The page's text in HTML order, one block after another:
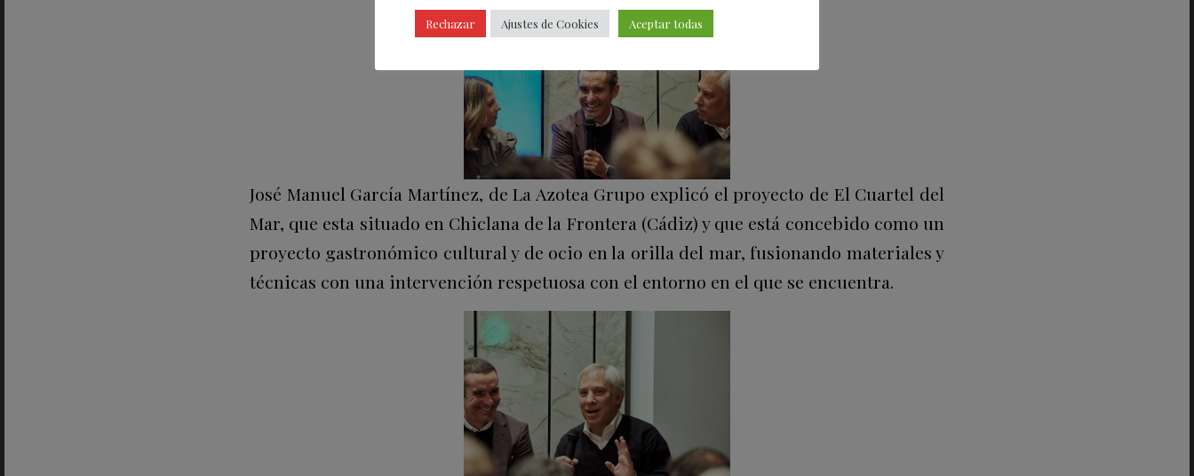
José Manuel García Martínez, de La Azotea Grupo explicó el proyecto de El Cuartel del
Mar, que esta situado en Chiclana de la Frontera (Cádiz) y que está concebido como un
proyecto gastronómico cultural y de ocio en la orilla del mar, fusionando materiales y
técnicas con una intervención respetuosa con el entorno en el que se encuentra.
Rechazar Ajustes de Cookies Aceptar todas